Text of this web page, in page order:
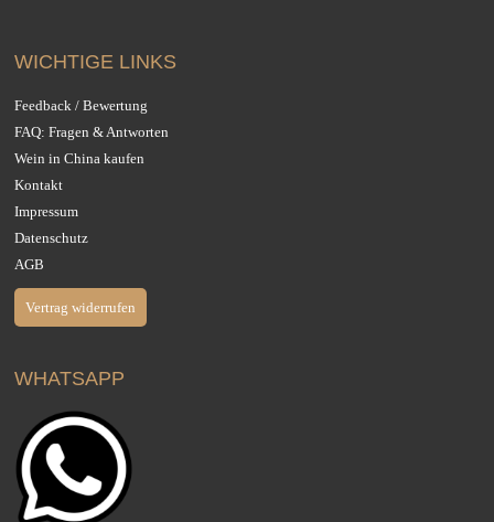
WICHTIGE LINKS
Feedback / Bewertung
FAQ: Fragen & Antworten
Wein in China kaufen
Kontakt
Impressum
Datenschutz
AGB
Vertrag widerrufen
WHATSAPP